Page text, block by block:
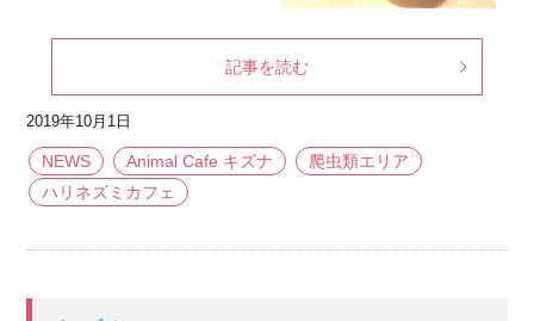
記事を読む
2019年10月1日
NEWS Animal Cafe キズナ
爬虫類エリア
ハリネズミカフェ